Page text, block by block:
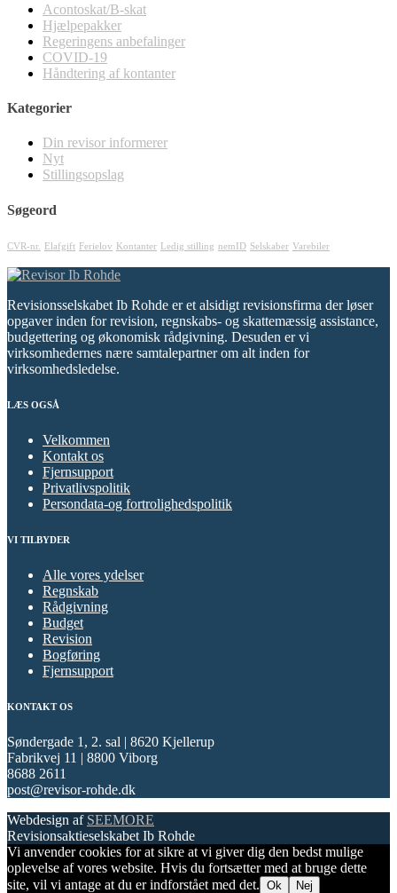
Acontoskat/B-skat
Hjælpepakker
Regeringens anbefalinger
COVID-19
Håndtering af kontanter
Kategorier
Din revisor informerer
Nyt
Stillingsopslag
Søgeord
CVR-nr. Elafgift Ferielov Kontanter Ledig stilling nemID Selskaber Varebiler
Revisionsselskabet Ib Rohde er et alsidigt revisionsfirma der løser
opgaver inden for revision, regnskabs- og skattemæssig assistance,
budgettering og økonomisk rådgivning. Desuden er vi
virksomhedernes nære samtalepartner om alt inden for
virksomhedsledelse.
LÆS OGSÅ
Velkommen
Kontakt os
Fjernsupport
Privatlivspolitik
Persondata-og fortrolighedspolitik
VI TILBYDER
Alle vores ydelser
Regnskab
Rådgivning
Budget
Revision
Bogføring
Fjernsupport
KONTAKT OS
Søndergade 1, 2. sal | 8620 Kjellerup
Fabrikvej 11 | 8800 Viborg
8688 2611
post@revisor-rohde.dk
Webdesign af SEEMORE
Revisionsaktieselskabet Ib Rohde
Vi anvender cookies for at sikre at vi giver dig den bedst mulige
oplevelse af vores website. Hvis du fortsætter med at bruge dette
site, vil vi antage at du er indforstået med det. Ok Nej